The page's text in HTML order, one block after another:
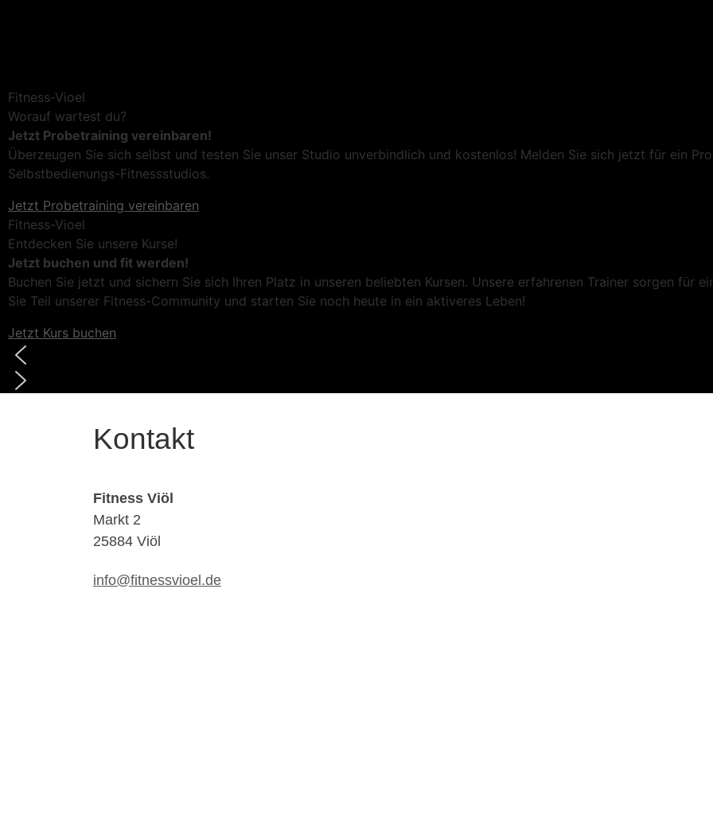
Fitness-Vioel
Worauf wartest du?
Jetzt Probetraining vereinbaren!
Überzeugen Sie sich selbst und testen Sie unser Studio unverbindlich und kostenlos! Melden Sie sich jetzt für ein
Selbstbedienungs-Fitnessstudios.
Jetzt Probetraining vereinbaren
Fitness-Vioel
Entdecken Sie unsere Kurse!
Jetzt buchen und fit werden!
Buchen Sie jetzt und sichern Sie sich Ihren Platz in unseren beliebten Kursen. Unsere erfahrenen Trainer sorgen für
Sie Teil unserer Fitness-Community und starten Sie noch heute in ein aktiveres Leben!
Jetzt Kurs buchen
Kontakt
Fitness Viöl
Markt 2
25884 Viöl
info@fitnessvioel.de